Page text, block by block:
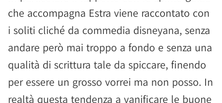
che accompagna Estra viene raccontato con
i soliti cliché da commedia disneyana, senza
andare però mai troppo a fondo e senza una
qualità di scrittura tale da spiccare, finendo
per essere un grosso vorrei ma non posso. In
realtà questa tendenza a vanificare le buone